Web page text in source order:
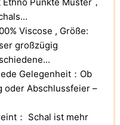
Viscose , Größe:
großzügig
Gelegenheit：Ob
oder Abschlussfeier –
： Schal ist mehr